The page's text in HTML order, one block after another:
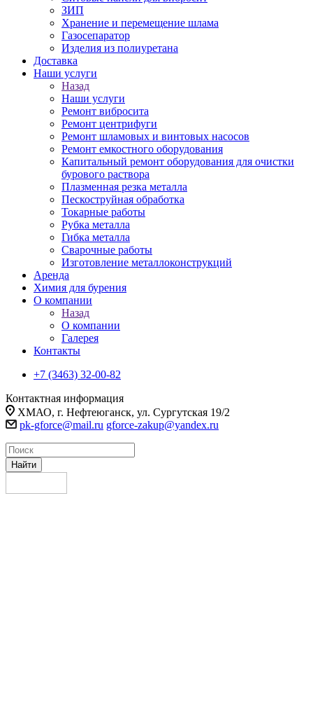
ЗИП
Хранение и перемещение шлама
Газосепаратор
Изделия из полиуретана
Доставка
Наши услуги
Назад
Наши услуги
Ремонт вибросита
Ремонт центрифуги
Ремонт шламовых и винтовых насосов
Ремонт емкостного оборудования
Капитальный ремонт оборудования для очистки
бурового раствора
Плазменная резка металла
Пескоструйная обработка
Токарные работы
Рубка металла
Гибка металла
Сварочные работы
Изготовление металлоконструкций
Аренда
Химия для бурения
О компании
Назад
О компании
Галерея
Контакты
+7 (3463) 32-00-82
Контактная информация
ХМАО, г. Нефтеюганск, ул. Сургутская 19/2
pk-gforce@mail.ru gforce-zakup@yandex.ru
Найти